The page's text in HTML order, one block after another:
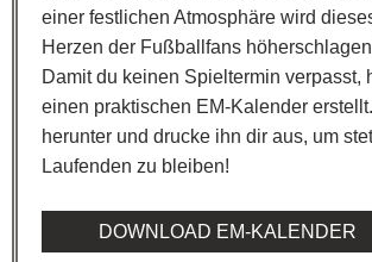
einer festlichen Atmosphäre wird
Herzen der Fußballfans
Damit du keinen Spieltermin verpasst,
einen praktischen EM-Kalender
herunter und drucke ihn dir aus, um
Laufenden zu bleiben!
DOWNLOAD EM-KALENDER